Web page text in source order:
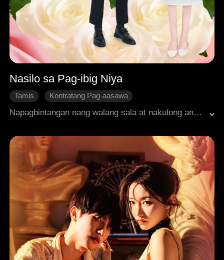
Nasilo sa Pag-ibig Niya
Tamis
Kontratang Pag-aasawa
Napagbintangan nang walang sala at nakulong ang ama ni Jennifer. Bigla siyang naging dating mayaman at piniling maging sikretong kasintahan ni Zayden. Unti-unti, nahulog siya sa planong pag-ibig na puno ng kalkulasyon. Kahit alam ni Zayden ang tunay na motibo ni Jennifer, nahulog pa rin ito sa kanya at tinulungan siyang ibunyag ang katotohanan.